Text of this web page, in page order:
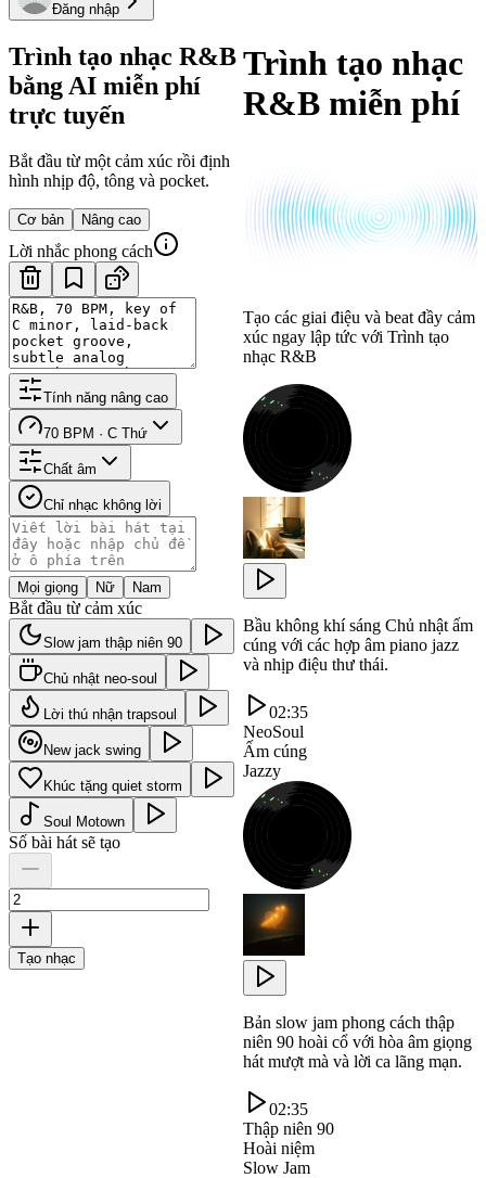
Đăng nhập
Trình tạo nhạc R&B
bằng AI miễn phí
trực tuyến
Bắt đầu từ một cảm xúc rồi định
hình nhịp độ, tông và pocket.
Cơ bản Nâng cao
Lời nhắc phong cách
Tính năng nâng cao
70 BPM · C Thứ
Chất âm
Chỉ nhạc không lời
Mọi giọng Nữ Nam
Bắt đầu từ cảm xúc
Slow jam thập niên 90
Chủ nhật neo-soul
Lời thú nhận trapsoul
New jack swing
Khúc tặng quiet storm
Soul Motown
Số bài hát sẽ tạo
Tạo nhạc
Trình tạo nhạc
R&B miễn phí
Tạo các giai điệu và beat đầy cảm
xúc ngay lập tức với Trình tạo
nhạc R&B
Bầu không khí sáng Chủ nhật ấm
cúng với các hợp âm piano jazz
và nhịp điệu thư thái.
02:35
NeoSoul
Ấm cúng
Jazzy
Bản slow jam phong cách thập
niên 90 hoài cổ với hòa âm giọng
hát mượt mà và lời ca lãng mạn.
02:35
Thập niên 90
Hoài niệm
Slow Jam